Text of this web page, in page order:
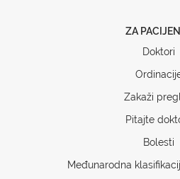
ZA
Doktori
Zakaži
Pitajte
Bolesti
Međunarodna